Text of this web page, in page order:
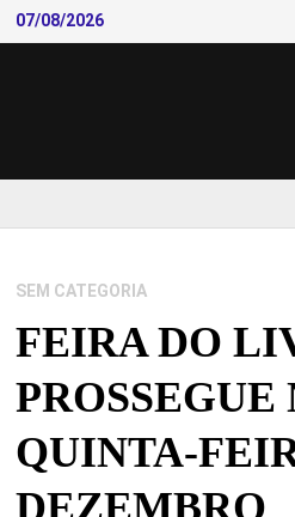
Skip
to
07/08/2026
SEM CATEGORIA
FEIRA DO
PROSSEGUE
QUINTA-
DEZEMBRO